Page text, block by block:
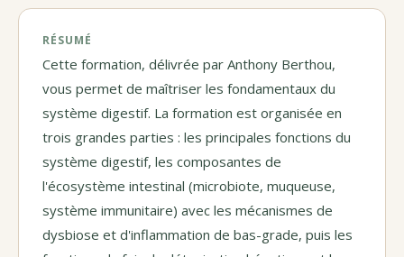
RÉSUMÉ
Cette formation, délivrée par Anthony Berthou,
vous permet de maîtriser les fondamentaux du
système digestif. La formation est organisée en
trois grandes parties : les principales fonctions du
système digestif, les composantes de
l'écosystème intestinal (microbiote, muqueuse,
système immunitaire) avec les mécanismes de
dysbiose et d'inflammation de bas-grade, puis les